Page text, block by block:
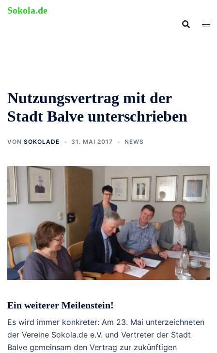
ZumSokola.de
Nutzungsvertrag mit der
Stadt Balve unterschrieben
VON SOKOLADE 31. MAI 2017 NEWS
Ein weiterer Meilenstein!
Es wird immer konkreter: Am 23. Mai unterzeichneten
der Vereine Sokola.de e.V. und Vertreter der Stadt
Balve gemeinsam den Vertrag zur zukünftigen